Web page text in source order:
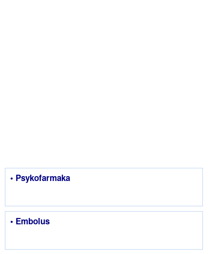
• Psykofarmaka
• Embolus